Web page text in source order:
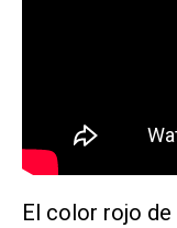
El color rojo